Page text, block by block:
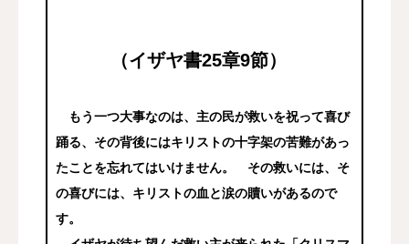
（イザヤ書25章9節）
もう一つ大事なのは、主の民が救いを祝って喜び
踊る、その背後にはキリストの十字架の苦難があっ
たことを忘れてはいけません。 その救いには、そ
の喜びには、キリストの血と涙の贖いがあるので
す。